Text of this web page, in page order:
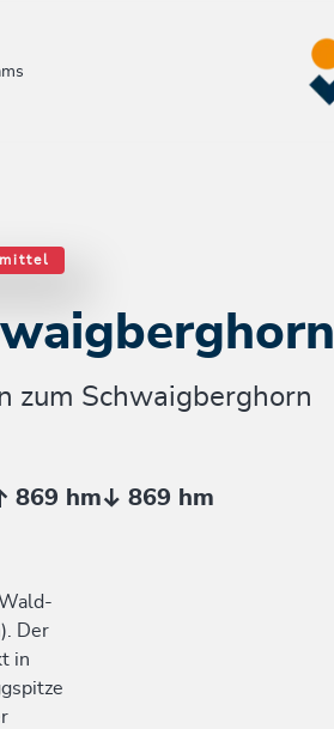
zum Schwaigberghorn
869 hm 869 hm
Der
in